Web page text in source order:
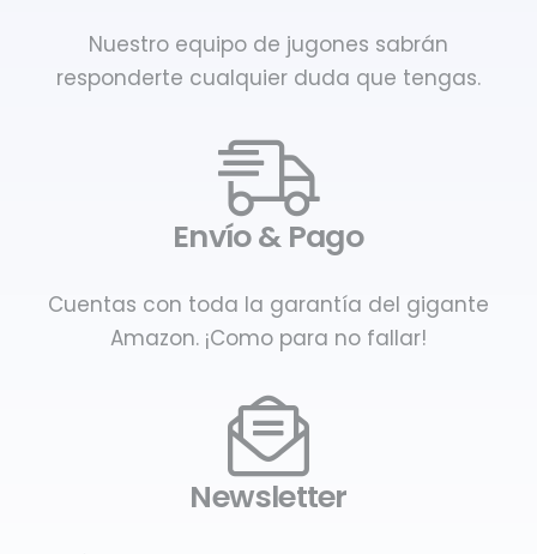
Nuestro equipo de jugones sabrán
responderte cualquier duda que tengas.
Envío & Pago
Cuentas con toda la garantía del gigante
Amazon. ¡Como para no fallar!
Newsletter